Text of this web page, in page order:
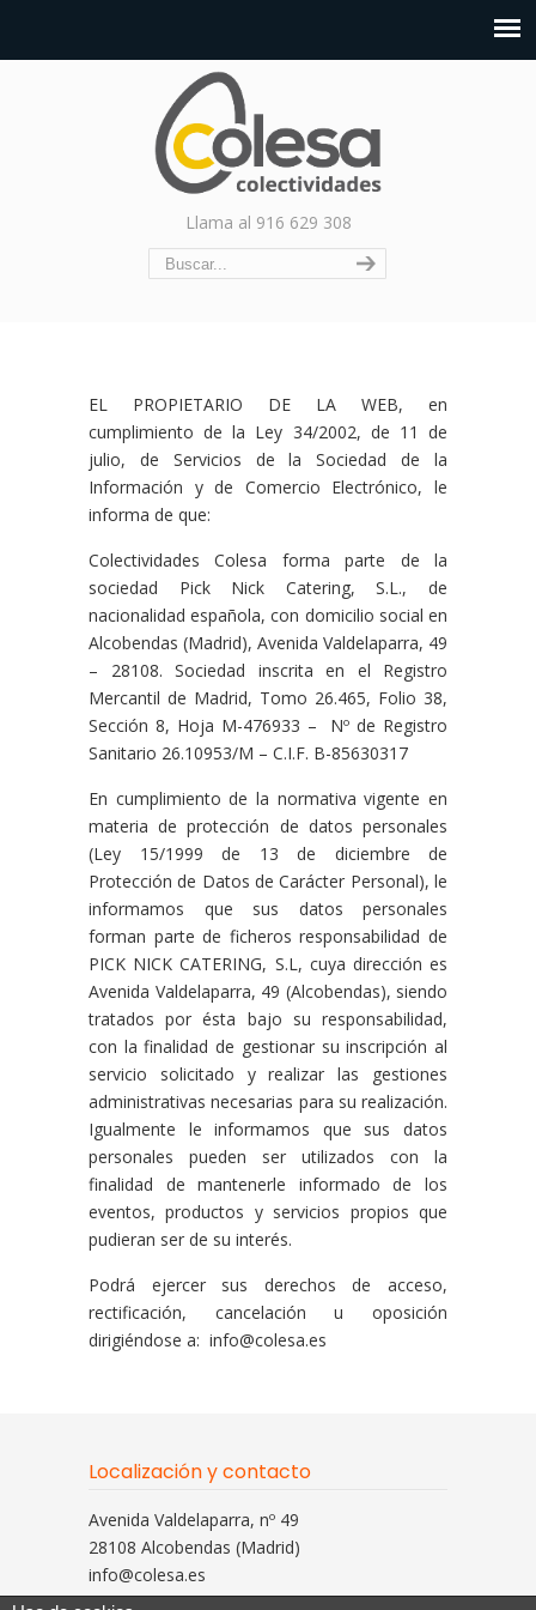
Llama al 916 629 308
EL PROPIETARIO DE LA WEB, en
cumplimiento de la Ley 34/2002, de 11 de
julio, de Servicios de la Sociedad de la
Información y de Comercio Electrónico, le
informa de que:
Colectividades Colesa forma parte de la
sociedad Pick Nick Catering, S.L., de
nacionalidad española, con domicilio social en
Alcobendas (Madrid), Avenida Valdelaparra, 49
– 28108. Sociedad inscrita en el Registro
Mercantil de Madrid, Tomo 26.465, Folio 38,
Sección 8, Hoja M-476933 – Nº de Registro
Sanitario 26.10953/M – C.I.F. B-85630317
En cumplimiento de la normativa vigente en
materia de protección de datos personales
(Ley 15/1999 de 13 de diciembre de
Protección de Datos de Carácter Personal), le
informamos que sus datos personales
forman parte de ficheros responsabilidad de
PICK NICK CATERING, S.L, cuya dirección es
Avenida Valdelaparra, 49 (Alcobendas), siendo
tratados por ésta bajo su responsabilidad,
con la finalidad de gestionar su inscripción al
servicio solicitado y realizar las gestiones
administrativas necesarias para su realización.
Igualmente le informamos que sus datos
personales pueden ser utilizados con la
finalidad de mantenerle informado de los
eventos, productos y servicios propios que
pudieran ser de su interés.
Podrá ejercer sus derechos de acceso,
rectificación, cancelación u oposición
dirigiéndose a: info@colesa.es
Localización y contacto
Avenida Valdelaparra, nº 49
28108 Alcobendas (Madrid)
info@colesa.es
Tlfno: 916 629 308